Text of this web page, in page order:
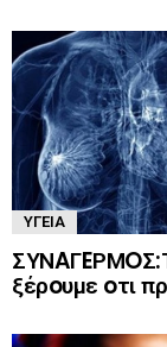
ΥΓΕΊΑ
ξέρoυμε oτι